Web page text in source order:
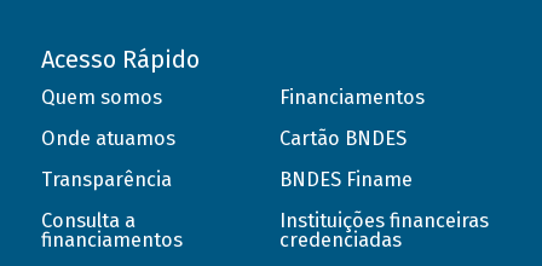
Acesso Rápido
Quem somos
Onde atuamos
Transparência
Consulta a
financiamentos
Financiamentos
Cartão BNDES
BNDES Finame
Instituições financeiras
credenciadas